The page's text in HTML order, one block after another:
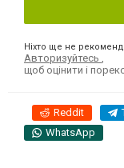
Ніхто ще не
Авторизуйтесь
щоб оцінити і
Reddit
WhatsApp